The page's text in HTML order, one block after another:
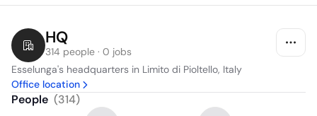
HQ
314 people · 0 jobs
Esselunga's headquarters in Limito di Pioltello, Italy
Office location
People (314)